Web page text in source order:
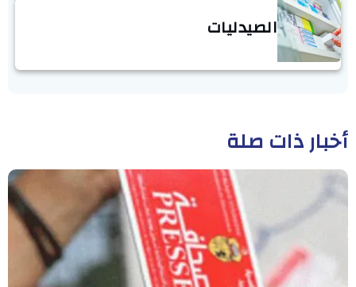
الصيدليات
أخبار ذات صلة